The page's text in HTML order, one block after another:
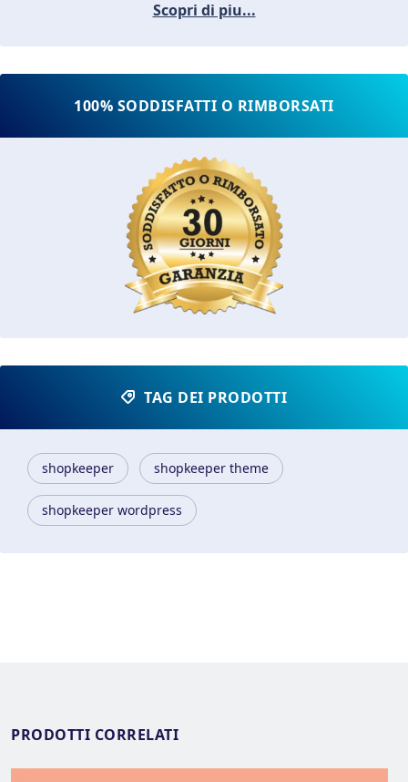
Scopri di piu...
100% SODDISFATTI O RIMBORSATI
TAG DEI PRODOTTI
shopkeeper shopkeeper theme
shopkeeper wordpress
PRODOTTI CORRELATI